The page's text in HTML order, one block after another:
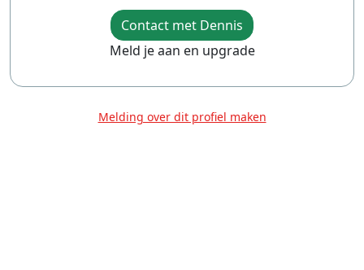
Contact met Dennis
Meld je aan en upgrade
Melding over dit profiel maken